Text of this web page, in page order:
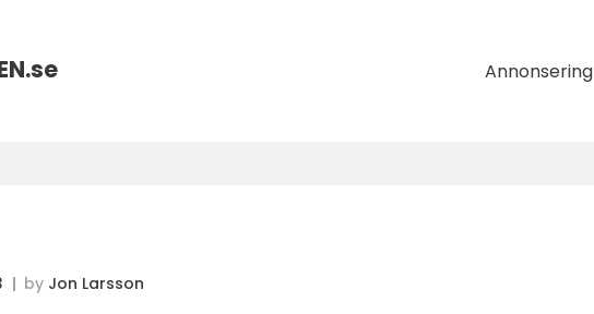
se Annonsering
by Jon Larsson